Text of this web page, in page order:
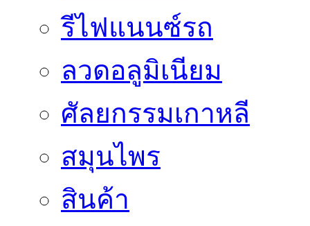
รีไฟแนนซ์รถ
ลวดอลูมิเนียม
ศัลยกรรมเกาหลี
สมุนไพร
สินค้า